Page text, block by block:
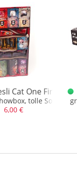
Cat One
tolle
6,00 €